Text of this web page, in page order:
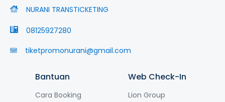
NURANI TRANSTICKETING
08125927280
tiketpromonurani@gmail.com
Bantuan
Cara Booking
Web Check-In
Lion Group